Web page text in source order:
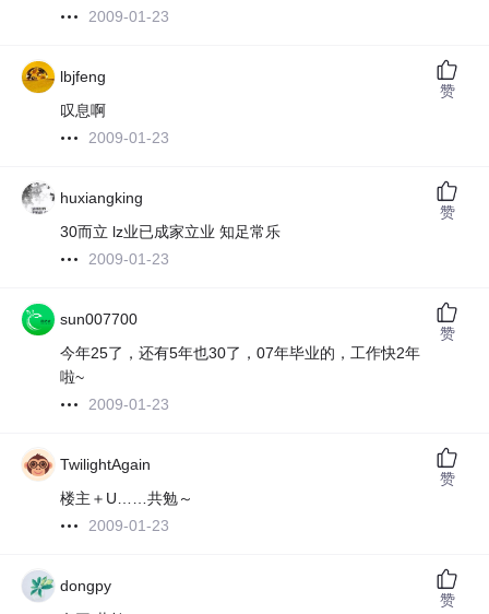
2009-01-23
lbjfeng
叹息啊
2009-01-23
赞
huxiangking
30而立 lz业已成家立业 知足常乐
2009-01-23
赞
sun007700
今年25了，还有5年也30了，07年毕业的，工作快2年
啦~
2009-01-23
赞
TwilightAgain
楼主＋U……共勉～
2009-01-23
赞
dongpy
赞